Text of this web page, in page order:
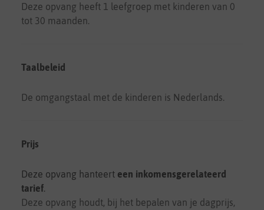
Deze opvang heeft 1 leefgroep met kinderen van 0
tot 30 maanden.
Taalbeleid
De omgangstaal met de kinderen is Nederlands.
Prijs
Deze opvang hanteert een inkomensgerelateerd
tarief
Deze opvang houdt, bij het bepalen van je dagprijs,